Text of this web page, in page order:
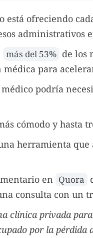
está ofreciendo
administrativos
más del 53% de los
para
podría
cómodo y hasta
herramienta
en Quora
consulta con un
clínica privada
por la